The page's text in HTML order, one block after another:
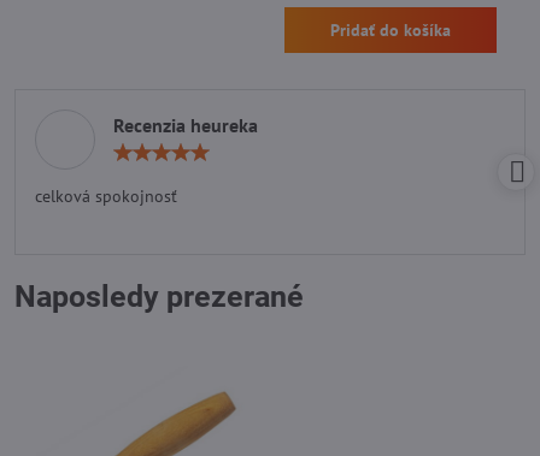
Pridať do košíka
Recenzia heureka
celková spokojnosť
Naposledy prezerané